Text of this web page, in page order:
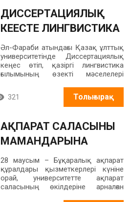
ДИССЕРТАЦИЯЛЫҚ
КЕҢЕСТЕ ЛИНГВИСТИКА
МӘСЕЛЕЛЕРІ
ТАЛҚЫЛАНДЫ
Әл-Фараби атындағы Қазақ ұлттық
университетінде Диссертациялық
кеңес өтіп, қазіргі лингвистика
ғылымының өзекті мәселелері
ұсынылған зерттеулер жан-жақты
талқыланып, ғылыми сараптамадан
321 Толығырақ
АҚПАРАТ САЛАСЫНЫҢ
МАМАНДАРЫНА
ҚҰРМЕТ КӨРСЕТІЛДІ
28 маусым – Бұқаралық ақпарат
құралдары қызметкерлері күніне
орай, университетте ақпарат
саласының өкілдеріне арналған